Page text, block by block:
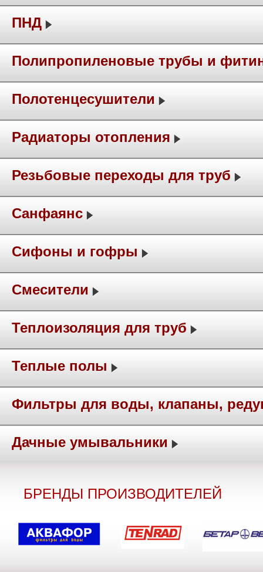
ПНД
Полипропиленовые трубы и
Полотенцесушители
Радиаторы отопления
Резьбовые переходы для труб
Санфаянс
Сифоны и гофры
Смесители
Теплоизоляция для труб
Теплые полы
Фильтры для воды, клапаны,
Дачные умывальники
БРЕНДЫ ПРОИЗВОДИТЕЛЕЙ